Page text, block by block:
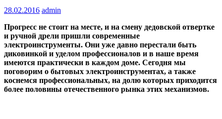
28.02.2016 admin
Прогресс не стоит на месте, и на смену дедовской отвертке
и ручной дрели пришли современные
электроинструменты. Они уже давно перестали быть
диковинкой и уделом профессионалов и в наше время
имеются практически в каждом доме. Сегодня мы
поговорим о бытовых электроинструментах, а также
коснемся профессиональных, на долю которых приходится
более половины отечественного рынка этих механизмов.